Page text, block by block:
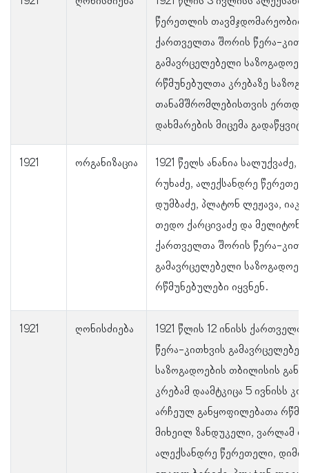
წერეთლის
ქართველთა შორის წერა-
გამავრცელებელი
რწმუნებულთა კრებაზე
თანამშრომლებისთვის
დახმარების მიცემა
1921 ორგანიზაცია
1921 წელს ანანია სალუქვაძე,
რუხაძე, ალექსანდრე
დუმბაძე, პლატონ ლეჟავა,
თედო ქარცივაძე და მელიტონ
ქართველთა შორის წერა-
გამავრცელებელი
რწმუნებულები იყვნენ.
1921 ღონისძიება
1921 წლის 12 ინისს
წერა-კითხვის
საზოგადოების თბილისის
კრებამ დაამტკიცა 5 ივნისს
არჩეულ განყოფილებათა
მიხეილ ზანდუკელი, ვარლამ
ალექსანდრე წერეთელი,